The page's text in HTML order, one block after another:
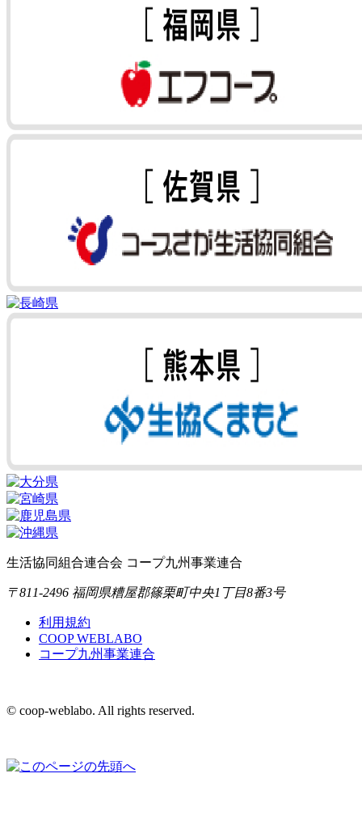
生活協同組合連合会 コープ九州事業連合
〒811-2496 福岡県糟屋郡篠栗町中央1丁目8番3号
利用規約
COOP WEBLABO
コープ九州事業連合
© coop-weblabo. All rights reserved.